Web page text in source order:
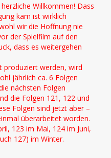
Willkommen! Dass
kam ist wirklich
wir die Hoffnung nie
der Spielfilm auf den
dass es weitergehen
produziert werden, wird
jährlich ca. 6 Folgen
nächsten Folgen
die Folgen 121, 122 und
Folgen sind jetzt aber –
überarbeitet worden.
123 im Mai, 124 im Juni,
127) im Winter.